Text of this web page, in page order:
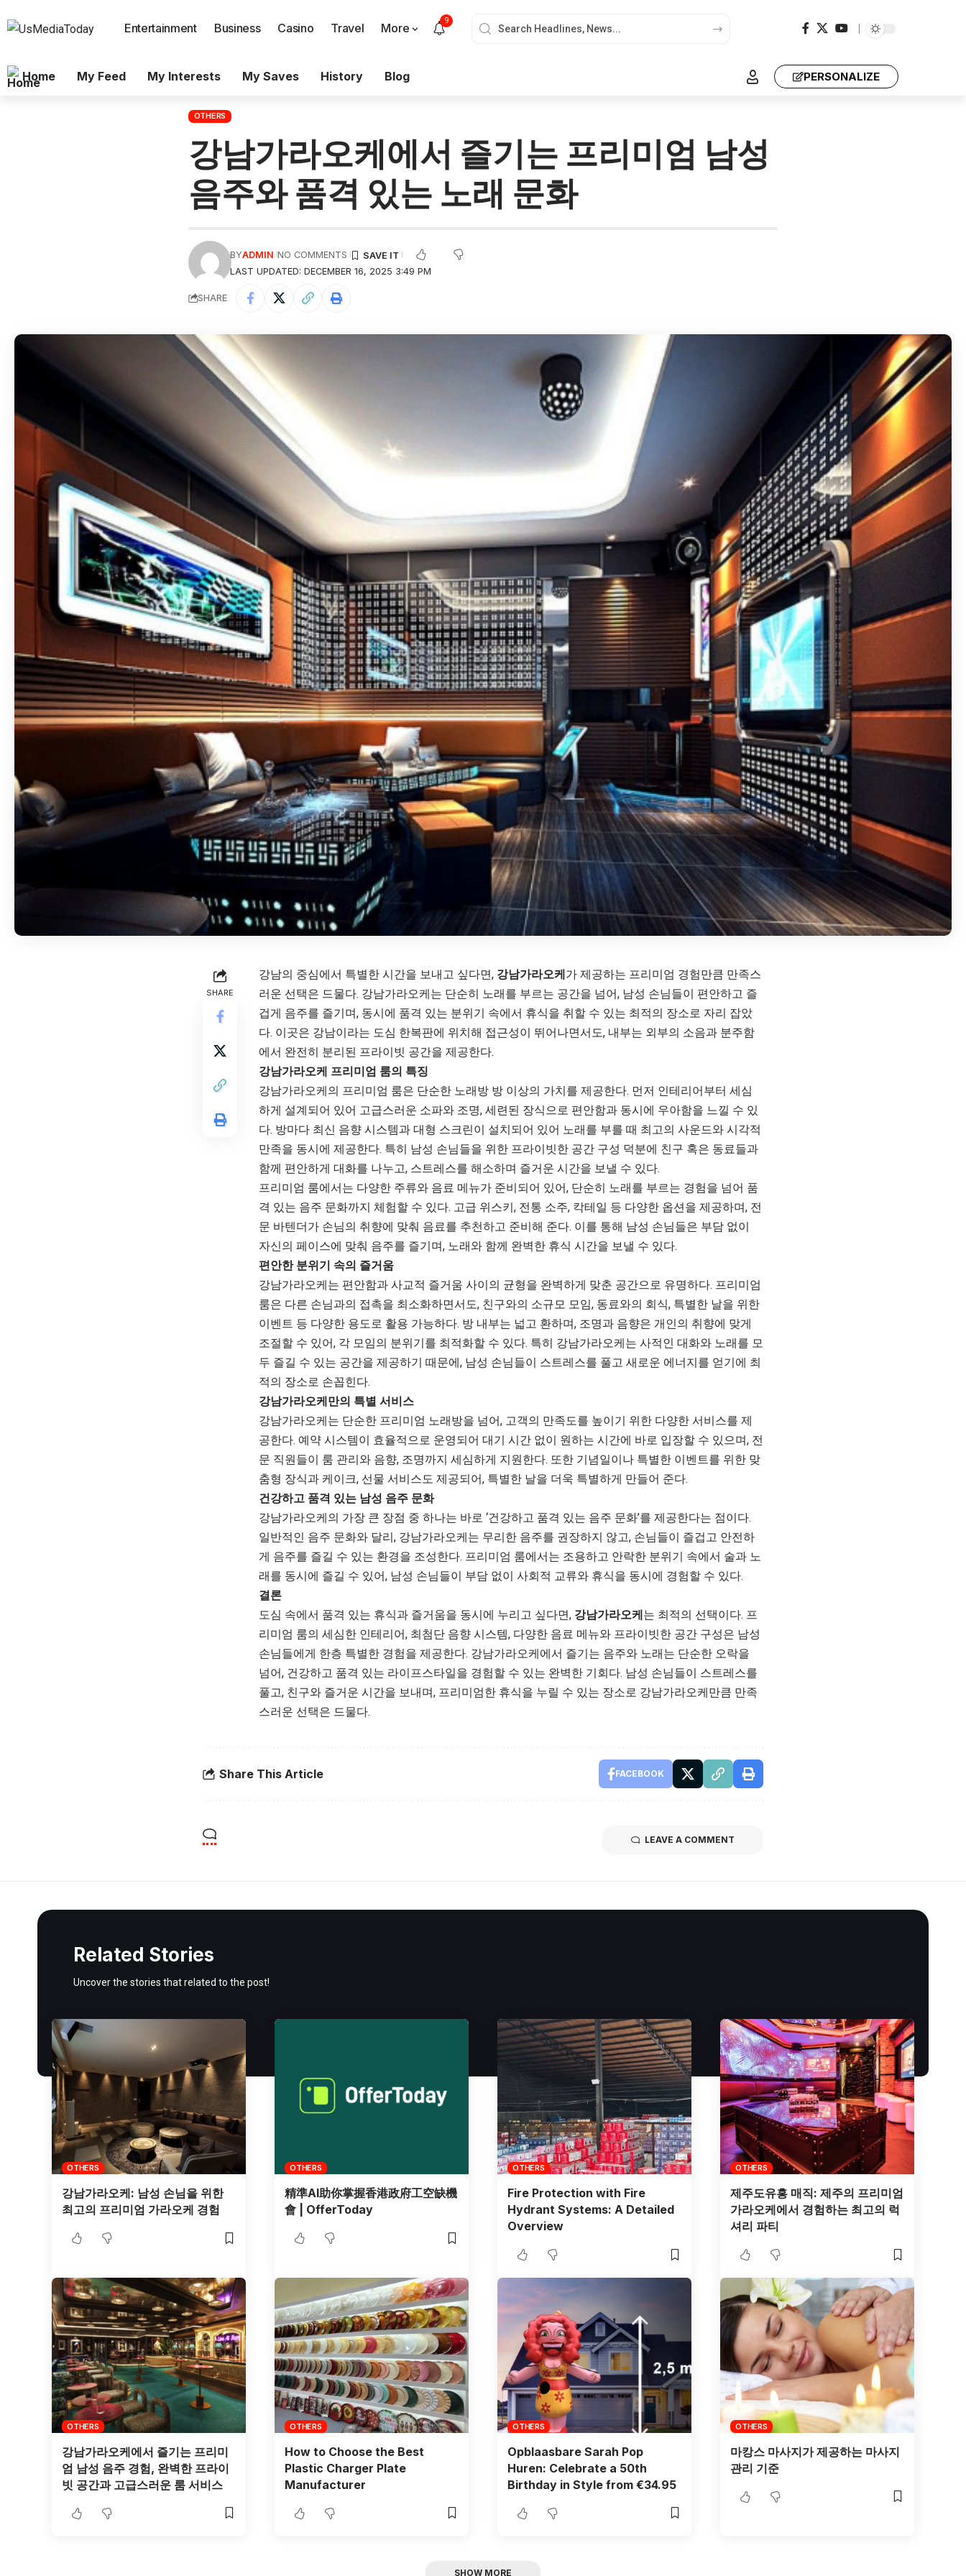
Entertainment Business Casino Travel More
9
Home My Feed My Interests My Saves History Blog PERSONALIZE
OTHERS
강남가라오케에서 즐기는 프리미엄 남성
음주와 품격 있는 노래 문화
LAST UPDATED: DECEMBER 16, 2025 3:49 PM
BYADMIN NO COMMENTS
SHARE
SHARE
강남의 중심에서 특별한 시간을 보내고 싶다면, 강남가라오케 가 제공하는 프리미엄 경험만큼 만족스
러운 선택은 드물다. 강남가라오케는 단순히 노래를 부르는 공간을 넘어, 남성 손님들이 편안하고 즐
겁게 음주를 즐기며, 동시에 품격 있는 분위기 속에서 휴식을 취할 수 있는 최적의 장소로 자리 잡았
다. 이곳은 강남이라는 도심 한복판에 위치해 접근성이 뛰어나면서도, 내부는 외부의 소음과 분주함
에서 완전히 분리된 프라이빗 공간을 제공한다.
강남가라오케 프리미엄 룸의 특징
강남가라오케의 프리미엄 룸은 단순한 노래방 방 이상의 가치를 제공한다. 먼저 인테리어부터 세심
하게 설계되어 있어 고급스러운 소파와 조명, 세련된 장식으로 편안함과 동시에 우아함을 느낄 수 있
다. 방마다 최신 음향 시스템과 대형 스크린이 설치되어 있어 노래를 부를 때 최고의 사운드와 시각적
만족을 동시에 제공한다. 특히 남성 손님들을 위한 프라이빗한 공간 구성 덕분에 친구 혹은 동료들과
함께 편안하게 대화를 나누고, 스트레스를 해소하며 즐거운 시간을 보낼 수 있다.
프리미엄 룸에서는 다양한 주류와 음료 메뉴가 준비되어 있어, 단순히 노래를 부르는 경험을 넘어 품
격 있는 음주 문화까지 체험할 수 있다. 고급 위스키, 전통 소주, 칵테일 등 다양한 옵션을 제공하며, 전
문 바텐더가 손님의 취향에 맞춰 음료를 추천하고 준비해 준다. 이를 통해 남성 손님들은 부담 없이
자신의 페이스에 맞춰 음주를 즐기며, 노래와 함께 완벽한 휴식 시간을 보낼 수 있다.
편안한 분위기 속의 즐거움
강남가라오케는 편안함과 사교적 즐거움 사이의 균형을 완벽하게 맞춘 공간으로 유명하다. 프리미엄
룸은 다른 손님과의 접촉을 최소화하면서도, 친구와의 소규모 모임, 동료와의 회식, 특별한 날을 위한
이벤트 등 다양한 용도로 활용 가능하다. 방 내부는 넓고 환하며, 조명과 음향은 개인의 취향에 맞게
조절할 수 있어, 각 모임의 분위기를 최적화할 수 있다. 특히 강남가라오케 는 사적인 대화와 노래를 모
두 즐길 수 있는 공간을 제공하기 때문에, 남성 손님들이 스트레스를 풀고 새로운 에너지를 얻기에 최
적의 장소로 손꼽힌다.
강남가라오케만의 특별 서비스
강남가라오케는 단순한 프리미엄 노래방을 넘어, 고객의 만족도를 높이기 위한 다양한 서비스를 제
공한다. 예약 시스템이 효율적으로 운영되어 대기 시간 없이 원하는 시간에 바로 입장할 수 있으며, 전
문 직원들이 룸 관리와 음향, 조명까지 세심하게 지원한다. 또한 기념일이나 특별한 이벤트를 위한 맞
춤형 장식과 케이크, 선물 서비스도 제공되어, 특별한 날을 더욱 특별하게 만들어 준다.
건강하고 품격 있는 남성 음주 문화
강남가라오케의 가장 큰 장점 중 하나는 바로 ‘건강하고 품격 있는 음주 문화’를 제공한다는 점이다.
일반적인 음주 문화와 달리, 강남가라오케는 무리한 음주를 권장하지 않고, 손님들이 즐겁고 안전하
게 음주를 즐길 수 있는 환경을 조성한다. 프리미엄 룸에서는 조용하고 안락한 분위기 속에서 술과 노
래를 동시에 즐길 수 있어, 남성 손님들이 부담 없이 사회적 교류와 휴식을 동시에 경험할 수 있다.
결론
도심 속에서 품격 있는 휴식과 즐거움을 동시에 누리고 싶다면, 강남가라오케 는 최적의 선택이다. 프
리미엄 룸의 세심한 인테리어, 최첨단 음향 시스템, 다양한 음료 메뉴와 프라이빗한 공간 구성은 남성
손님들에게 한층 특별한 경험을 제공한다. 강남가라오케에서 즐기는 음주와 노래는 단순한 오락을
넘어, 건강하고 품격 있는 라이프스타일을 경험할 수 있는 완벽한 기회다. 남성 손님들이 스트레스를
풀고, 친구와 즐거운 시간을 보내며, 프리미엄한 휴식을 누릴 수 있는 장소로 강남가라오케만큼 만족
스러운 선택은 드물다.
Share This Article FACEBOOK
LEAVE A COMMENT
Related Stories
Uncover the stories that related to the post!
OTHERS
강남가라오케: 남성 손님을 위한
최고의 프리미엄 가라오케 경험
OTHERS
精準AI助你掌握香港政府工空缺機
會 | OfferToday
OTHERS
Fire Protection with Fire
Hydrant Systems: A Detailed
Overview
OTHERS
제주도유흥 매직: 제주의 프리미엄
가라오케에서 경험하는 최고의 럭
셔리 파티
OTHERS
강남가라오케에서 즐기는 프리미
엄 남성 음주 경험, 완벽한 프라이
빗 공간과 고급스러운 룸 서비스
OTHERS
How to Choose the Best
Plastic Charger Plate
Manufacturer
OTHERS
Opblaasbare Sarah Pop
Huren: Celebrate a 50th
Birthday in Style from €34.95
OTHERS
마캉스 마사지가 제공하는 마사지
관리 기준
SHOW MORE